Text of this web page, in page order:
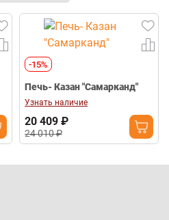
-15%
Печь- Казан "Самарканд"
Узнать наличие
20 409 ₽
24 010 ₽